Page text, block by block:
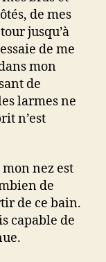
de mes
jusqu’à
de me
mon
de
larmes ne
n’est
mon nez est
de
de ce bain.
capable de